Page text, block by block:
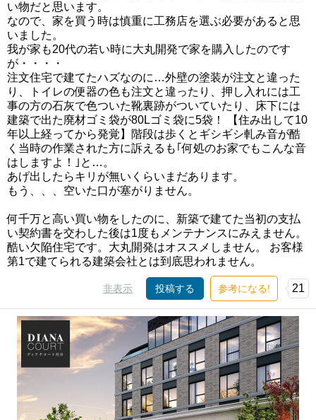
い物だと思います。
なので、家を買う時は慎重に工務店を選ぶ必要があると思
いました。
我が家も20代の若い時に大丸開発で家を購入したのです
が・・・・
注文住宅で建てたハズなのに…外壁の塗装が注文と違った
り、トイレの便器の色も注文と違ったり、押し入れには工
事の方の石灰で色ついた靴裏跡がついていたり、床下には
建築で出た廃材ゴミ袋が80Lゴミ袋に5袋！ 【住み出して10
年以上経ってから発覚】階段は歩くとギシギシ軋み音が酷
く当時の作業された方に訴えるも｢何処のお家でもこんな音
はしますよ！｣と…。
あげ出したらキリが無いくらいまだあります。
もう、、、空いた口が塞がりません。
何千万と高い買い物をしたのに、新築で建てた当初の支払
い契約書を交わした後は1度もメンテナンスにみえません。
酷い欠陥住宅です。大丸開発はオススメしません。 お客様
第1で建てられる建築会社とは到底思われません。
非表示 投稿する 参考になる! 21